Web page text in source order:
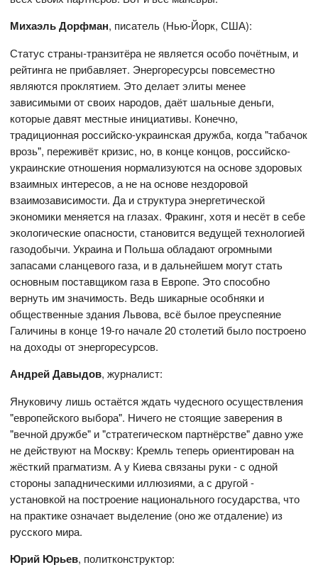
Михаэль Дорфман, писатель (Нью-Йорк, США):
Статус страны-транзитёра не является особо почётным, и
рейтинга не прибавляет. Энергоресурсы повсеместно
являются проклятием. Это делает элиты менее
зависимыми от своих народов, даёт шальные деньги,
которые давят местные инициативы. Конечно,
традиционная российско-украинская дружба, когда "табачок
врозь", переживёт кризис, но, в конце концов, российско-
украинские отношения нормализуются на основе здоровых
взаимных интересов, а не на основе нездоровой
взаимозависимости. Да и структура энергетической
экономики меняется на глазах. Фракинг, хотя и несёт в себе
экологические опасности, становится ведущей технологией
газодобычи. Украина и Польша обладают огромными
запасами сланцевого газа, и в дальнейшем могут стать
основным поставщиком газа в Европе. Это способно
вернуть им значимость. Ведь шикарные особняки и
общественные здания Львова, всё былое преуспеяние
Галичины в конце 19-го начале 20 столетий было построено
на доходы от энергоресурсов.
Андрей Давыдов, журналист:
Януковичу лишь остаётся ждать чудесного осуществления
"европейского выбора". Ничего не стоящие заверения в
"вечной дружбе" и "стратегическом партнёрстве" давно уже
не действуют на Москву: Кремль теперь ориентирован на
жёсткий прагматизм. А у Киева связаны руки - с одной
стороны западническими иллюзиями, а с другой -
установкой на построение национального государства, что
на практике означает выделение (оно же отдаление) из
русского мира.
Юрий Юрьев, политконструктор: